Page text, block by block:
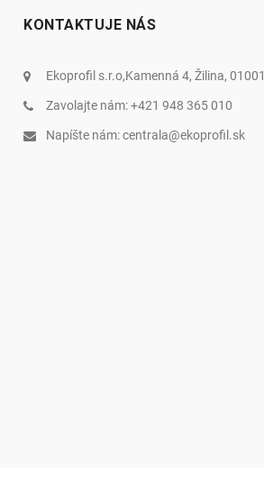
KONTAKTUJE NÁS
Ekoprofil s.r.o,Kamenná 4, Žilina, 01001
Zavolajte nám:+421 948 365 010
Napíšte nám:centrala@ekoprofil.sk